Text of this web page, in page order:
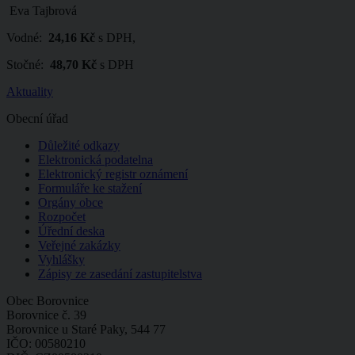
Eva Tajbrová
Vodné: 24,16 Kč s DPH,
Stočné: 48,70 Kč s DPH
Aktuality
Obecní úřad
Důležité odkazy
Elektronická podatelna
Elektronický registr oznámení
Formuláře ke stažení
Orgány obce
Rozpočet
Úřední deska
Veřejné zakázky
Vyhlášky
Zápisy ze zasedání zastupitelstva
Obec Borovnice
Borovnice č. 39
Borovnice u Staré Paky, 544 77
IČO: 00580210